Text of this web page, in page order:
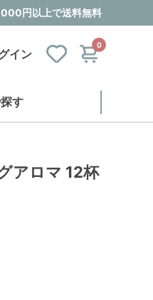
円以上で送料無料
イン
0
す
アロマ 12杯